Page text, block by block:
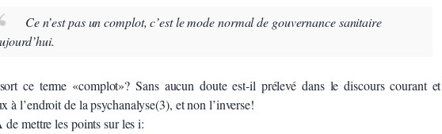
Ce n’est pas un complot, c’est le mode normal de gouvernance sanitaire
ce terme «complot»? Sans aucun doute est-il prélevé dans le discours courant et
à l’endroit de la psychanalyse(3), et non l’inverse!
de mettre les points sur les i: